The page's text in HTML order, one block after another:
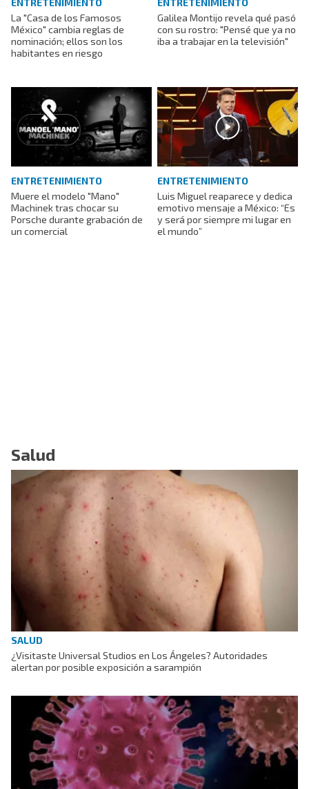
ENTRETENIMIENTO
La "Casa de los Famosos
México" cambia reglas de
nominación; ellos son los
habitantes en riesgo
ENTRETENIMIENTO
Galilea Montijo revela qué pasó
con su rostro: "Pensé que ya no
iba a trabajar en la televisión"
ENTRETENIMIENTO
Muere el modelo "Mano"
Machinek tras chocar su
Porsche durante grabación de
un comercial
ENTRETENIMIENTO
Luis Miguel reaparece y dedica
emotivo mensaje a México: “Es
y será por siempre mi lugar en
el mundo”
Salud
SALUD
¿Visitaste Universal Studios en Los Ángeles? Autoridades
alertan por posible exposición a sarampión